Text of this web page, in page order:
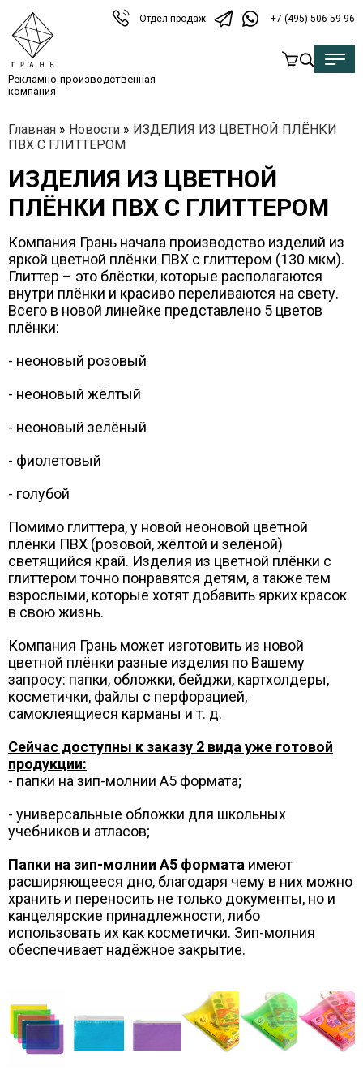
Отдел продаж +7 (495) 506-59-96
Рекламно-производственная
компания
Главная » Новости » ИЗДЕЛИЯ ИЗ ЦВЕТНОЙ ПЛЁНКИ
ПВХ С ГЛИТТЕРОМ
ИЗДЕЛИЯ ИЗ ЦВЕТНОЙ
ПЛЁНКИ ПВХ С ГЛИТТЕРОМ
Компания Грань начала производство изделий из
яркой цветной плёнки ПВХ с глиттером (130 мкм).
Глиттер – это блёстки, которые располагаются
внутри плёнки и красиво переливаются на свету.
Всего в новой линейке представлено 5 цветов
плёнки:
- неоновый розовый
- неоновый жёлтый
- неоновый зелёный
- фиолетовый
- голубой
Помимо глиттера, у новой неоновой цветной
плёнки ПВХ (розовой, жёлтой и зелёной)
cветящийся край. Изделия из цветной плёнки с
глиттером точно понравятся детям, а также тем
взрослыми, которые хотят добавить ярких красок
в свою жизнь.
Компания Грань может изготовить из новой
цветной плёнки разные изделия по Вашему
запросу: папки, обложки, бейджи, картхолдеры,
косметички, файлы с перфорацией,
самоклеящиеся карманы и т. д.
Сейчас доступны к заказу 2 вида уже готовой
продукции:
- папки на зип-молнии А5 формата;
- универсальные обложки для школьных
учебников и атласов;
Папки на зип-молнии А5 формата имеют
расширяющееся дно, благодаря чему в них можно
хранить и переносить не только документы, но и
канцелярские принадлежности, либо
использовать их как косметички. Зип-молния
обеспечивает надёжное закрытие.